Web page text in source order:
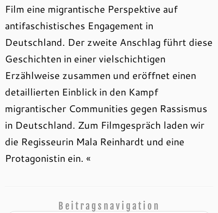
Film eine migrantische Perspektive auf
antifaschistisches Engagement in
Deutschland. Der zweite Anschlag führt diese
Geschichten in einer vielschichtigen
Erzählweise zusammen und eröffnet einen
detaillierten Einblick in den Kampf
migrantischer Communities gegen Rassismus
in Deutschland. Zum Filmgespräch laden wir
die Regisseurin Mala Reinhardt und eine
Protagonistin ein. «
Beitragsnavigation